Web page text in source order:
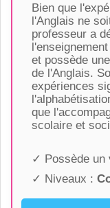
Bien que
l'Anglais ne
professeur a
et possède
de l'Anglais.
expériences
que
scolaire et
✓ Possède un
✓ Niveaux :